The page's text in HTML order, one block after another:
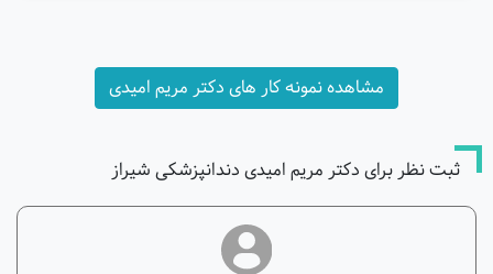
مشاهده نمونه کار های دکتر مریم امیدی
ثبت نظر برای دکتر مریم امیدی دندانپزشکی شیراز